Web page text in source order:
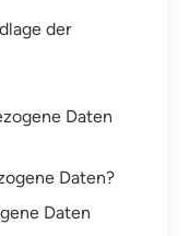
der
Daten
Daten?
Daten